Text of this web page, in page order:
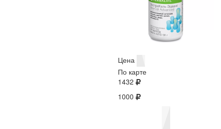
Цена
По карте
1432
1000